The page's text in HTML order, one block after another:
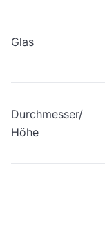
Glas
Durchmesser/
Höhe